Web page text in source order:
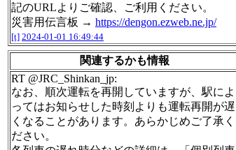
記のURLよりご確認、ご利用ください。
災害用伝言板 → https://dengon.ezweb.ne.jp/
[t] 2024-01-01 16:49:44
関連するかも情報
RT @JRC_Shinkan_jp:
なお、順次運転を再開していますが、駅によ
ってはお知らせした時刻よりも運転再開が遅
くなることがあります。あらかじめご了承く
ださい。